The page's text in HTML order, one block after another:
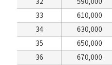
33
610,000
34
630,000
35
650,000
36
670,000